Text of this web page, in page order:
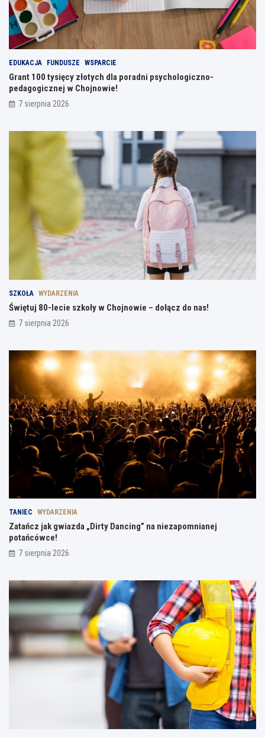
EDUKACJA FUNDUSZE WSPARCIE
Grant 100 tysięcy złotych dla poradni psychologiczno-
pedagogicznej w Chojnowie!
7 sierpnia 2026
SZKOŁA WYDARZENIA
Świętuj 80-lecie szkoły w Chojnowie – dołącz do nas!
7 sierpnia 2026
TANIEC WYDARZENIA
Zatańcz jak gwiazda „Dirty Dancing” na niezapomnianej
potańcówce!
7 sierpnia 2026